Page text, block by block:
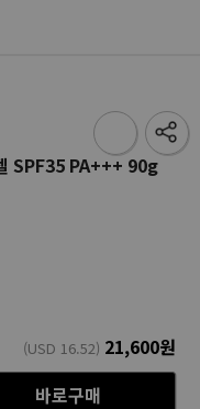
SPF35 PA+++ 90g
(USD 16.52) 21,600원
바로구매